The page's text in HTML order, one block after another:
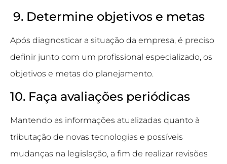
9. Determine objetivos e metas
Após diagnosticar a situação da empresa, é preciso
definir junto com um profissional especializado, os
objetivos e metas do planejamento.
10. Faça avaliações periódicas
Mantendo as informações atualizadas quanto à
tributação de novas tecnologias e possíveis
mudanças na legislação, a fim de realizar revisões